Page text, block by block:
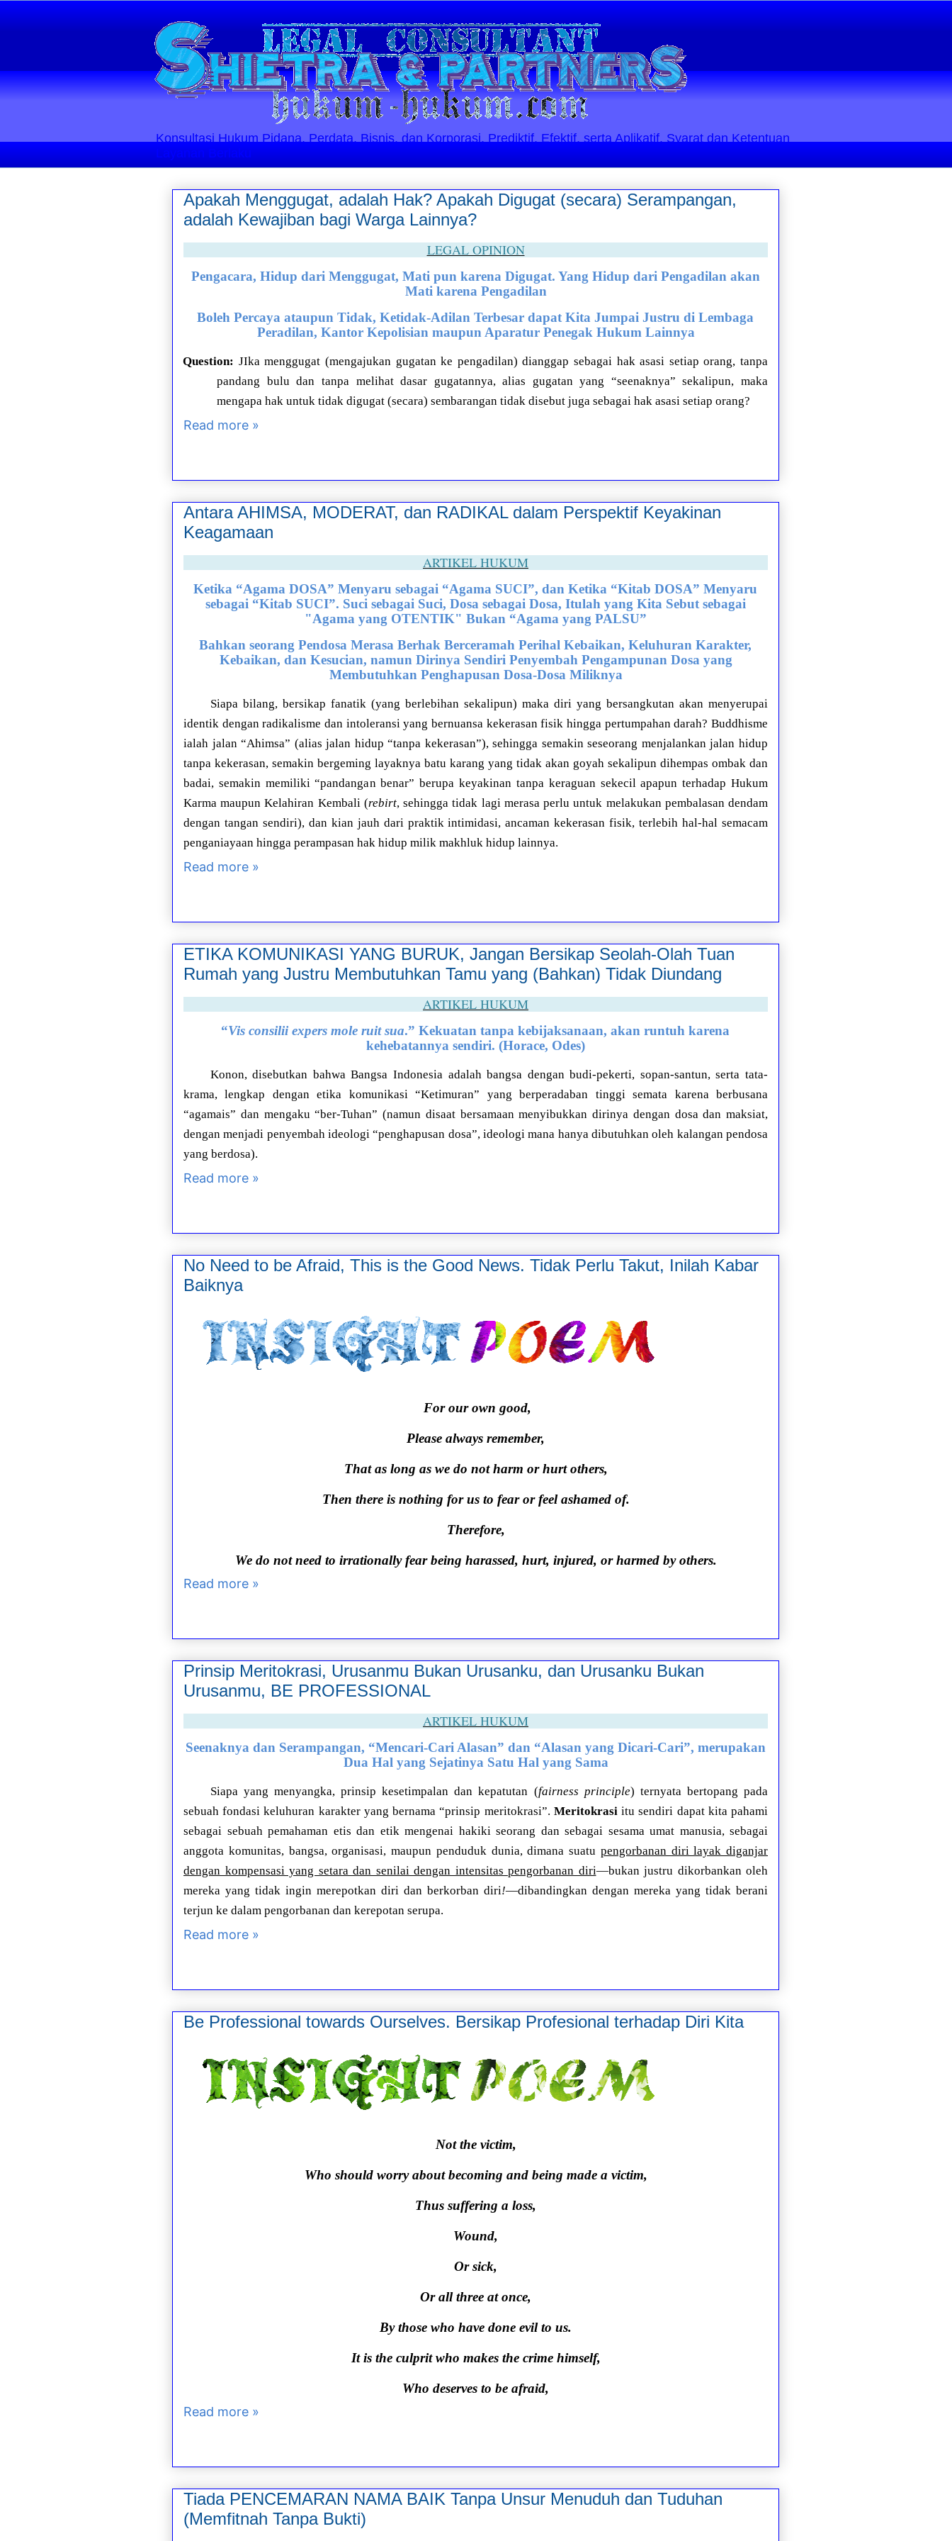
Konsultasi Hukum Pidana, Perdata, Bisnis, dan Korporasi. Prediktif, Efektif, serta Aplikatif. Syarat dan Ketentuan
Layanan Berlaku
Apakah Menggugat, adalah Hak? Apakah Digugat (secara) Serampangan,
adalah Kewajiban bagi Warga Lainnya?
LEGAL OPINION
Pengacara, Hidup dari Menggugat, Mati pun karena Digugat. Yang Hidup dari Pengadilan akan
Mati karena Pengadilan
Boleh Percaya ataupun Tidak, Ketidak-Adilan Terbesar dapat Kita Jumpai Justru di Lembaga
Peradilan, Kantor Kepolisian maupun Aparatur Penegak Hukum Lainnya
Question: JIka menggugat (mengajukan gugatan ke pengadilan) dianggap sebagai hak asasi setiap orang, tanpa
pandang bulu dan tanpa melihat dasar gugatannya, alias gugatan yang “seenaknya” sekalipun, maka
mengapa hak untuk tidak digugat (secara) sembarangan tidak disebut juga sebagai hak asasi setiap orang?
Read more »
Antara AHIMSA, MODERAT, dan RADIKAL dalam Perspektif Keyakinan
Keagamaan
ARTIKEL HUKUM
Ketika “Agama DOSA” Menyaru sebagai “Agama SUCI”, dan Ketika “Kitab DOSA” Menyaru
sebagai “Kitab SUCI”. Suci sebagai Suci, Dosa sebagai Dosa, Itulah yang Kita Sebut sebagai
"Agama yang OTENTIK" Bukan “Agama yang PALSU”
Bahkan seorang Pendosa Merasa Berhak Berceramah Perihal Kebaikan, Keluhuran Karakter,
Kebaikan, dan Kesucian, namun Dirinya Sendiri Penyembah Pengampunan Dosa yang
Membutuhkan Penghapusan Dosa-Dosa Miliknya
Siapa bilang, bersikap fanatik (yang berlebihan sekalipun) maka diri yang bersangkutan akan menyerupai
identik dengan radikalisme dan intoleransi yang bernuansa kekerasan fisik hingga pertumpahan darah? Buddhisme
ialah jalan “Ahimsa” (alias jalan hidup “tanpa kekerasan”), sehingga semakin seseorang menjalankan jalan hidup
tanpa kekerasan, semakin bergeming layaknya batu karang yang tidak akan goyah sekalipun dihempas ombak dan
badai, semakin memiliki “pandangan benar” berupa keyakinan tanpa keraguan sekecil apapun terhadap Hukum
Karma maupun Kelahiran Kembali (rebirt, sehingga tidak lagi merasa perlu untuk melakukan pembalasan dendam
dengan tangan sendiri), dan kian jauh dari praktik intimidasi, ancaman kekerasan fisik, terlebih hal-hal semacam
penganiayaan hingga perampasan hak hidup milik makhluk hidup lainnya.
Read more »
ETIKA KOMUNIKASI YANG BURUK, Jangan Bersikap Seolah-Olah Tuan
Rumah yang Justru Membutuhkan Tamu yang (Bahkan) Tidak Diundang
ARTIKEL HUKUM
“Vis consilii expers mole ruit sua.” Kekuatan tanpa kebijaksanaan, akan runtuh karena
kehebatannya sendiri. (Horace, Odes)
Konon, disebutkan bahwa Bangsa Indonesia adalah bangsa dengan budi-pekerti, sopan-santun, serta tata-
krama, lengkap dengan etika komunikasi “Ketimuran” yang berperadaban tinggi semata karena berbusana
“agamais” dan mengaku “ber-Tuhan” (namun disaat bersamaan menyibukkan dirinya dengan dosa dan maksiat,
dengan menjadi penyembah ideologi “penghapusan dosa”, ideologi mana hanya dibutuhkan oleh kalangan pendosa
yang berdosa).
Read more »
No Need to be Afraid, This is the Good News. Tidak Perlu Takut, Inilah Kabar
Baiknya
For our own good,
Please always remember,
That as long as we do not harm or hurt others,
Then there is nothing for us to fear or feel ashamed of.
Therefore,
We do not need to irrationally fear being harassed, hurt, injured, or harmed by others.
Read more »
Prinsip Meritokrasi, Urusanmu Bukan Urusanku, dan Urusanku Bukan
Urusanmu, BE PROFESSIONAL
ARTIKEL HUKUM
Seenaknya dan Serampangan, “Mencari-Cari Alasan” dan “Alasan yang Dicari-Cari”, merupakan
Dua Hal yang Sejatinya Satu Hal yang Sama
Siapa yang menyangka, prinsip kesetimpalan dan kepatutan (fairness principle) ternyata bertopang pada
sebuah fondasi keluhuran karakter yang bernama “prinsip meritokrasi”. Meritokrasiitu sendiri dapat kita pahami
sebagai sebuah pemahaman etis dan etik mengenai hakiki seorang dan sebagai sesama umat manusia, sebagai
anggota komunitas, bangsa, organisasi, maupun penduduk dunia, dimana suatu pengorbanan diri layak diganjar
dengan kompensasi yang setara dan senilai dengan intensitas pengorbanan diri—bukan justru dikorbankan oleh
mereka yang tidak ingin merepotkan diri dan berkorban diri!—dibandingkan dengan mereka yang tidak berani
terjun ke dalam pengorbanan dan kerepotan serupa.
Read more »
Be Professional towards Ourselves. Bersikap Profesional terhadap Diri Kita
Not the victim,
Who should worry about becoming and being made a victim,
Thus suffering a loss,
Wound,
Or sick,
Or all three at once,
By those who have done evil to us.
It is the culprit who makes the crime himself,
Who deserves to be afraid,
Read more »
Tiada PENCEMARAN NAMA BAIK Tanpa Unsur Menuduh dan Tuduhan
(Memfitnah Tanpa Bukti)